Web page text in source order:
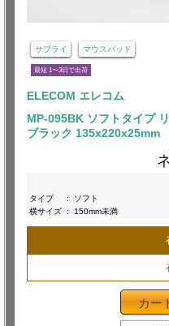
サプライ マウスパッド
最短 1〜3日で出荷
ELECOM エレコム
MP-095BK ソフトタイプ
ブラック 135x220x25mm
タイプ
:
ソフト
横サイズ : 150mm未満
カー